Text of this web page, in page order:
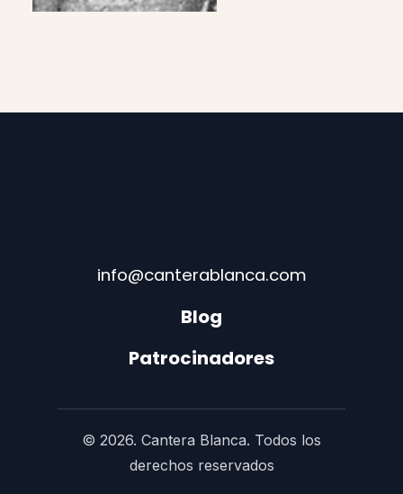
info@canterablanca.com
Blog
Patrocinadores
© 2026. Cantera Blanca. Todos los
derechos reservados